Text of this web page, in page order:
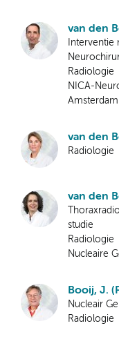
van den
Radiologie
NICA-
Amsterdam
van den
Radiologie
van den
studie
Radiologie
Nucleaire
Booij, J.
Nucleair
Radiologie